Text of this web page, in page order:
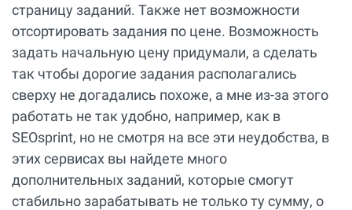
страницу заданий. Также нет возможности
отсортировать задания по цене. Возможность
задать начальную цену придумали, а сделать
так чтобы дорогие задания располагались
сверху не догадались похоже, а мне из-за этого
работать не так удобно, например, как в
SEOsprint, но не смотря на все эти неудобства, в
этих сервисах вы найдете много
дополнительных заданий, которые смогут
стабильно зарабатывать не только ту сумму, о